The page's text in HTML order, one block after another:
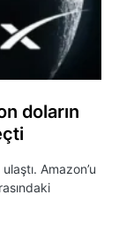
doların
Amazon’u